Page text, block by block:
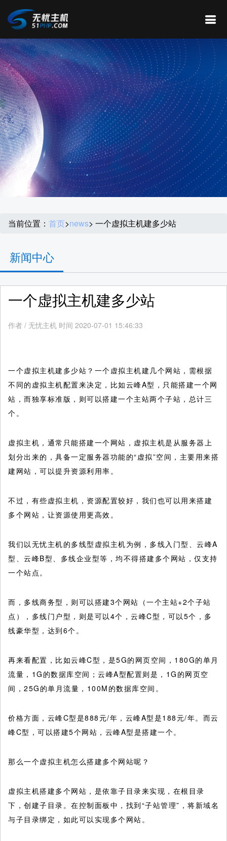
当前位置： 首页>news> 一个虚拟主机建多少站
新闻中心
一个虚拟主机建多少站
作者 / 无忧主机 时间 2020-07-01 15:46:33
一个虚拟主机建多少站？一个虚拟主机建几个网站，需根据
不同的虚拟主机配置来决定，比如云峰A型，只能搭建一个网
站，而独享标准版，则可以搭建一个主站两个子站，总计三
个。
虚拟主机，通常只能搭建一个网站，虚拟主机是从服务器上
划分出来的，具备一定服务器功能的“虚拟”空间，主要用来搭
建网站，可以提升资源利用率。
不过，有些虚拟主机，资源配置较好，我们也可以用来搭建
多个网站，让资源使用更高效。
我们以无忧主机的多线型虚拟主机为例，多线入门型、云峰A
型、云峰B型、多线企业型等，均不得搭建多个网站，仅支持
一个站点。
而，多线商务型，则可以搭建3个网站（一个主站+2个子站
点），多线门户型，则是可以4个，云峰C型，可以5个，多
线豪华型，达到6个。
再来看配置，比如云峰C型，是5G的网页空间，180G的单月
流量，1G的数据库空间；云峰A型配置则是，1G的网页空
间，25G的单月流量，100M的数据库空间。
价格方面，云峰C型是888元/年，云峰A型是188元/年。而云
峰C型，可以搭建5个网站，云峰A型是搭建一个。
那么一个虚拟主机怎么搭建多个网站呢？
虚拟主机搭建多个网站，是依靠子目录来实现，在根目录
下，创建子目录。在控制面板中，找到“子站管理”，将新域名
与子目录绑定，如此可以实现多个网站。